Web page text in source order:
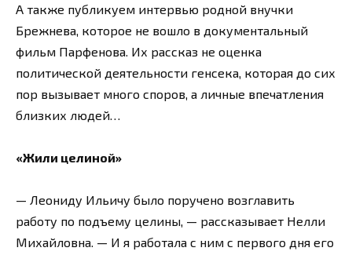
А также публикуем интервью родной внучки
Брежнева, которое не вошло в документальный
фильм Парфенова. Их рассказ не оценка
политической деятельности генсека, которая до сих
пор вызывает много споров, а личные впечатления
близких людей…
«Жили целиной»
— Леониду Ильичу было поручено возглавить
работу по подъему целины, — рассказывает Нелли
Михайловна. — И я работала с ним с первого дня его